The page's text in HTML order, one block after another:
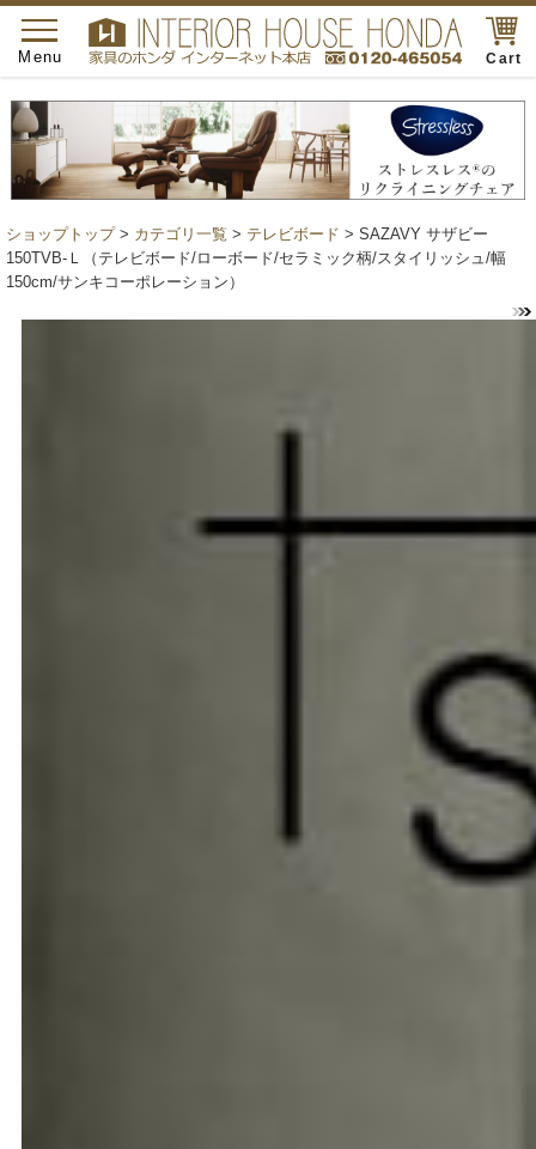
Cart
toggle
navigation
Menu
ショップトップ> カテゴリ一覧 > テレビボード > SAZAVY サザビー
150TVB-Ｌ（テレビボード/ローボード/セラミック柄/スタイリッシュ/幅
150cm/サンキコーポレーション）